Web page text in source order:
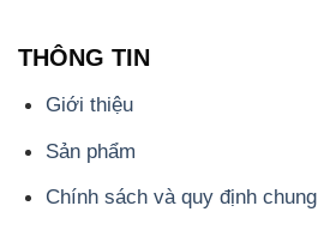
THÔNG TIN
Giới thiệu
Sản phẩm
Chính sách và quy định chung